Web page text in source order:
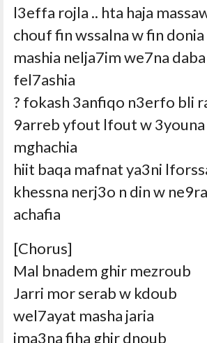
l3effa rojla .. hta haja
chouf fin wssalna w fin donia
mashia nelja7im we7na
fel7ashia
fokash 3anfiqo n3erfo bli
9arreb yfout lfout w 3youna
mghachia
hiit baqa mafnat ya3ni
khessna nerj3o n din w
achafia
[Chorus]
Mal bnadem ghir mezroub
Jarri mor serab w kdoub
wel7ayat masha jaria
jma3na fiha ghir dnoub